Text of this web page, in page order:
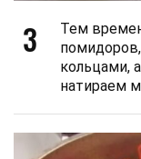
3
Тем
кольцами,
натираем